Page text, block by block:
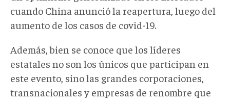
cuando China anunció la reapertura, luego del
aumento de los casos de covid-19.
Además, bien se conoce que los líderes
estatales no son los únicos que participan en
este evento, sino las grandes corporaciones,
transnacionales y empresas de renombre que